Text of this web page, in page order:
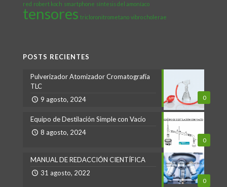
red robert koch smartphone síntesis del amoníaco
tensores tricloronitrometano vibro cholerae
POSTS RECIENTES
0
Pulverizador Atomizador Cromatografía
TLC
9 agosto, 2024
0
Equipo de Destilación Simple con Vacío
8 agosto, 2024
0
MANUAL DE REDACCIÓN CIENTÍFICA
31 agosto, 2022